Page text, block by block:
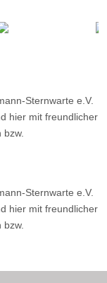
Sternwarte e.V.
hier mit freundlicher
Sternwarte e.V.
hier mit freundlicher
bzw.